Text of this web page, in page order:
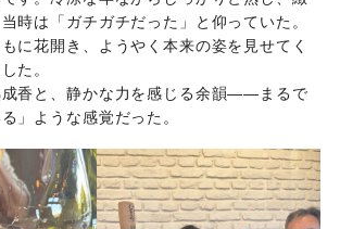
時は「ガチガチだった」と仰っていた。
に花開き、ようやく本来の姿を見せてく
た。
成香と、静かな力を感じる余韻——まるで
」ような感覚だった。